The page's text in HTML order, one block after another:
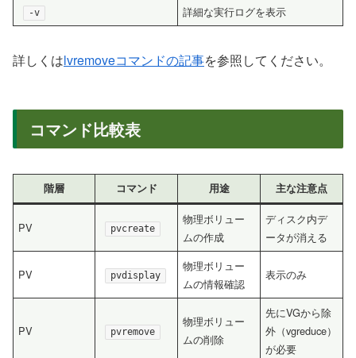
-v 詳細な実行ログを表示
詳しくはlvremoveコマンドの記事を参照してください。
コマンド比較表
階層 コマンド 用途 主な注意点
PV pvcreate
物理ボリュー
ムの作成
ディスク内デ
ータが消える
PV pvdisplay
物理ボリュー
ムの情報確認
表示のみ
PV pvremove
物理ボリュー
ムの削除
先にVGから除
外（vgreduce）
が必要